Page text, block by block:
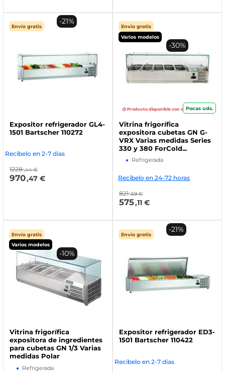
Envío gratis
Expositor refrigerador GL4-
1501 Bartscher 110272
Recíbelo en 2-7 días
1228 ,44 €
970,47 €
-21%
Varios modelos
Pocas uds.
Envío gratis
Producto disponible con otras opciones
Vitrina frigorífica
expositora cubetas GN G-
VRX Varias medidas Series
330 y 380 ForCold...
Refrigerada
Recíbelo en 24-72 horas
821 ,59 €
575,11 €
-30%
Varios modelos
Envío gratis
Vitrina frigorífica
expositora de ingredientes
para cubetas GN 1/3 Varias
medidas Polar
Refrigerada
-10%
Envío gratis
Expositor refrigerador ED3-
1501 Bartscher 110422
Recíbelo en 2-7 días
-21%